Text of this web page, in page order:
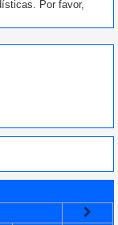
Por favor,